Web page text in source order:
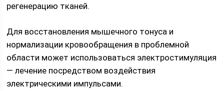
регенерацию тканей.
Для восстановления мышечного тонуса и
нормализации кровообращения в проблемной
области может использоваться электростимуляция
— лечение посредством воздействия
электрическими импульсами.